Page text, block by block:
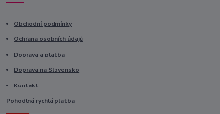
Obchodní podmínky
Ochrana osobních údajů
Doprava a platba
Doprava na Slovensko
Kontakt
Pohodlná rychlá platba